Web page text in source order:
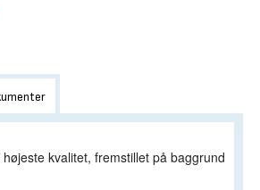
kvalitet, fremstillet på baggrund